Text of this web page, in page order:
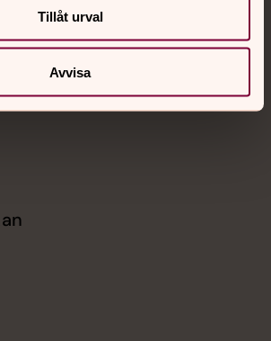
Tillåt urval
Avvisa
krisstöd. Prata eller chatta anonymt
och nätter.